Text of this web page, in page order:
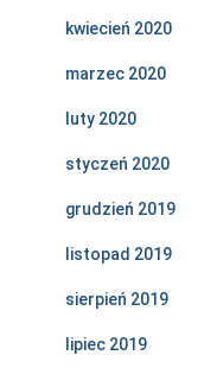
kwiecień 2020
marzec 2020
luty 2020
styczeń 2020
grudzień 2019
listopad 2019
sierpień 2019
lipiec 2019